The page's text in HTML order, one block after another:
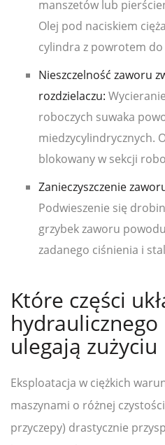
manszetów lub
Olej pod naciskiem
cylindra z powrotem do
Nieszczelność zaworu
rozdzielaczu:
roboczych suwaka
miedzycylindrycznych.
blokowany w sekcji
Zanieczyszczenie
Podwieszenie się
grzybek zaworu
zadanego ciśnienia i
Które części
hydraulicznego
ulegają zużyciu
Eksploatacja w ciężkich
maszynami o różnej
przyczepy) drastycznie